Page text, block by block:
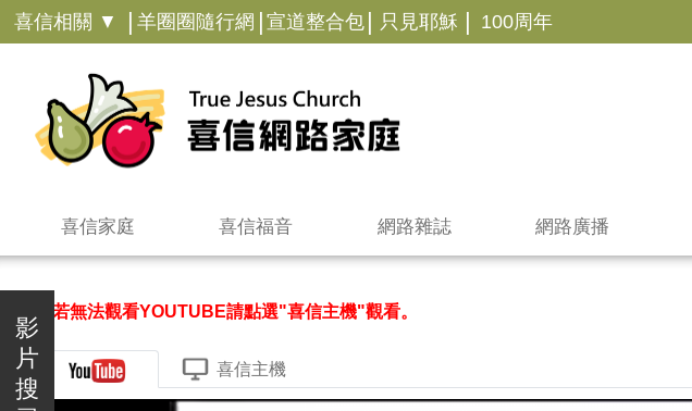
喜信相關 ▼ | 羊圈圈隨行網 | 宣道整合包 | 只見耶穌 | 100周年
喜信家庭 喜信福音 網路雜誌 網路廣播
影
片
搜
＊若無法觀看YOUTUBE請點選"喜信主機"觀看。
喜信主機